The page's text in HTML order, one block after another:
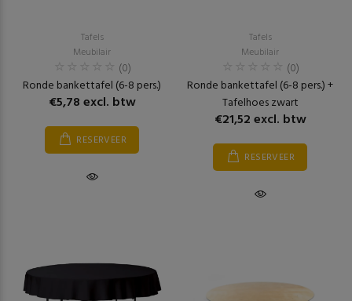
Tafels
Meubilair
(0)
Ronde bankettafel (6-8 pers.)
€5,78 excl. btw
RESERVEER
Tafels
Meubilair
(0)
Ronde bankettafel (6-8 pers.) +
Tafelhoes zwart
€21,52 excl. btw
RESERVEER